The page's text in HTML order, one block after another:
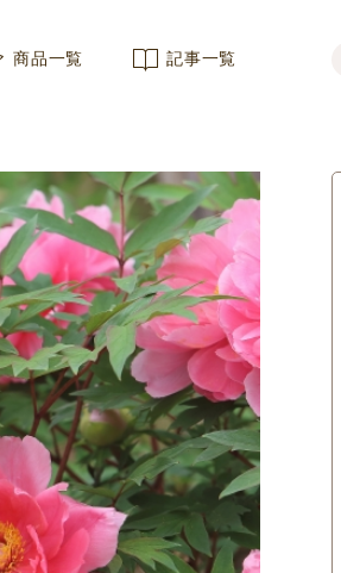
商品一覧 記事一覧